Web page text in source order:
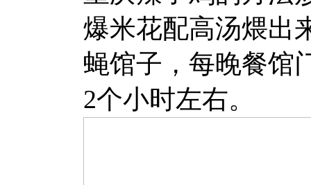
爆米花配高汤煨出
蝇馆子，每晚餐馆
2个小时左右。